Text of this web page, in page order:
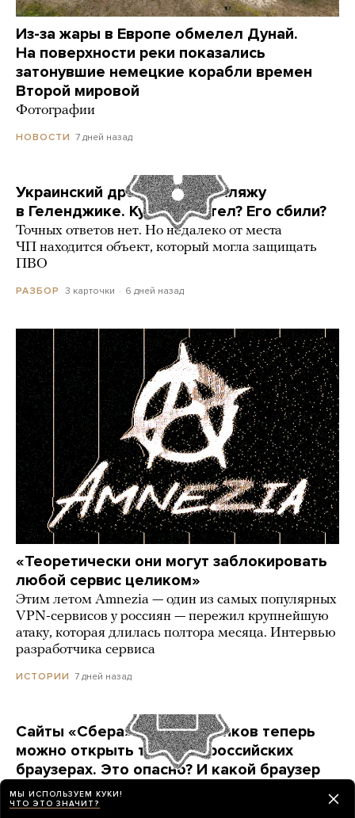
Из-за жары в Европе обмелел Дунай.
На поверхности реки показались
затонувшие немецкие корабли времен
Второй мировой
Фотографии
НОВОСТИ 7 дней назад
Украинский дрон попал по пляжу
в Геленджике. Куда он летел? Его сбили?
Точных ответов нет. Но недалеко от места
ЧП находится объект, который могла защищать
ПВО
РАЗБОР 3 карточки 6 дней назад
«Теоретически они могут заблокировать
любой сервис целиком»
Этим летом Amnezia — один из самых популярных
VPN-сервисов у россиян — пережил крупнейшую
атаку, которая длилась полтора месяца. Интервью
разработчика сервиса
ИСТОРИИ 7 дней назад
Сайты «Сбера» и других банков теперь
можно открыть только в российских
браузерах. Это опасно? И какой браузер
выбрать?
Короткая инструкция для тех, кто опасается
МЫ ИСПОЛЬЗУЕМ КУКИ!
ЧТО ЭТО ЗНАЧИТ?